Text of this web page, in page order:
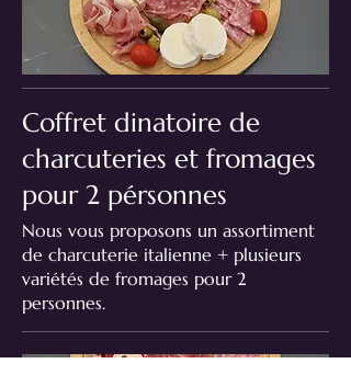
Coffret dinatoire de
charcuteries et fromages
pour 2 pérsonnes
Nous vous proposons un assortiment
de charcuterie italienne + plusieurs
variétés de fromages pour 2
personnes.